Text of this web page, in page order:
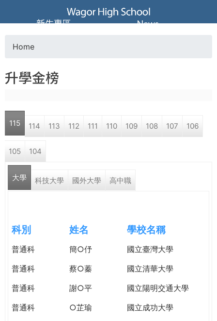
Jump to navigation
葳
格
高
中
學
格。
o
u
a
r
e
e
r
e
Home
升學金榜
115 114 113 112 111 110 109 108 107 106
105 104
大學 科技大學 國外大學 高中職
科別 姓名 學校名稱
普通科 簡○伃
國立臺灣大學
普通科
蔡○蓁
國立清華大學
普通科
謝○平
國立陽明交通大學
普通科
○芷瑜
國立成功大學
新生專區 News